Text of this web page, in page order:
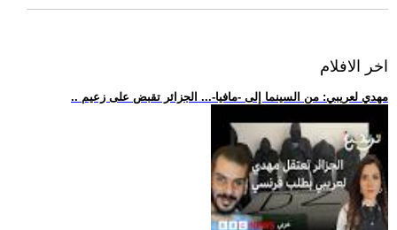
اخر الافلام
.. مهدي لعريبي: من السينما إلى -مافيا-... الجزائر تقبض على زعيم